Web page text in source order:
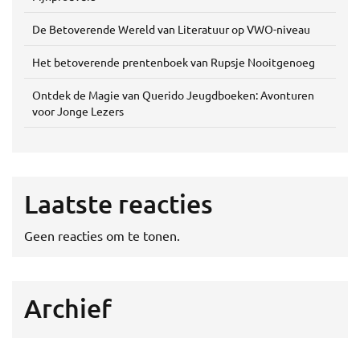
De Betoverende Wereld van Literatuur op VWO-niveau
Het betoverende prentenboek van Rupsje Nooitgenoeg
Ontdek de Magie van Querido Jeugdboeken: Avonturen
voor Jonge Lezers
Laatste reacties
Geen reacties om te tonen.
Archief